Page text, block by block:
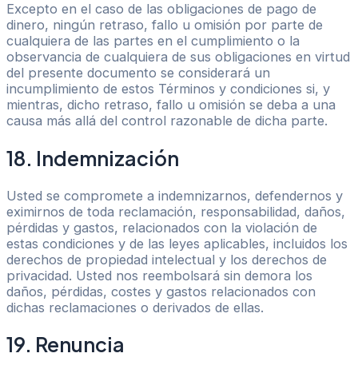
Excepto en el caso de las obligaciones de pago de
dinero, ningún retraso, fallo u omisión por parte de
cualquiera de las partes en el cumplimiento o la
observancia de cualquiera de sus obligaciones en virtud
del presente documento se considerará un
incumplimiento de estos Términos y condiciones si, y
mientras, dicho retraso, fallo u omisión se deba a una
causa más allá del control razonable de dicha parte.
18. Indemnización
Usted se compromete a indemnizarnos, defendernos y
eximirnos de toda reclamación, responsabilidad, daños,
pérdidas y gastos, relacionados con la violación de
estas condiciones y de las leyes aplicables, incluidos los
derechos de propiedad intelectual y los derechos de
privacidad. Usted nos reembolsará sin demora los
daños, pérdidas, costes y gastos relacionados con
dichas reclamaciones o derivados de ellas.
19. Renuncia